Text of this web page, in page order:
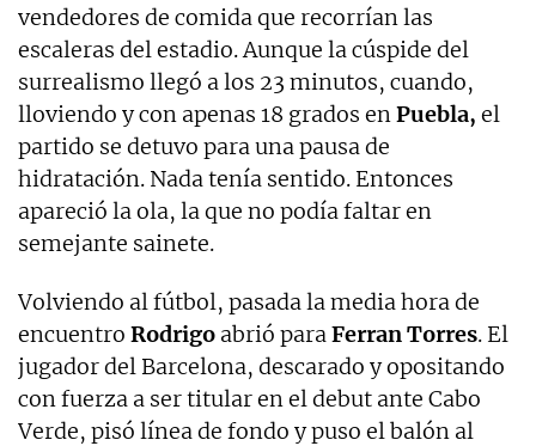
vendedores de comida que recorrían las
escaleras del estadio. Aunque la cúspide del
surrealismo llegó a los 23 minutos, cuando,
lloviendo y con apenas 18 grados enPuebla, el
partido se detuvo para una pausa de
hidratación. Nada tenía sentido. Entonces
apareció la ola, la que no podía faltar en
semejante sainete.
Volviendo al fútbol, pasada la media hora de
encuentro Rodrigo abrió paraFerran Torres. El
jugador del Barcelona, descarado y opositando
con fuerza a ser titular en el debut ante Cabo
Verde, pisó línea de fondo y puso el balón al